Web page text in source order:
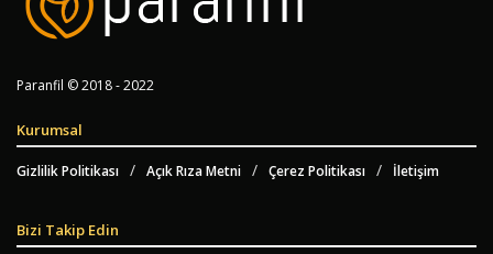
Paranfil © 2018 - 2022
Kurumsal
Gizlilik Politikası Açık Rıza Metni Çerez Politikası İletişim
Bizi Takip Edin